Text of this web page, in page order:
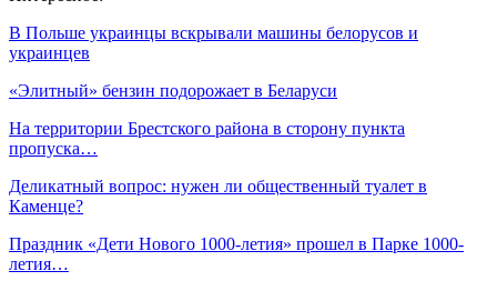
В Польше украинцы вскрывали машины белорусов и
украинцев
«Элитный» бензин подорожает в Беларуси
На территории Брестского района в сторону пункта
пропуска…
Деликатный вопрос: нужен ли общественный туалет в
Каменце?
Праздник «Дети Нового 1000-летия» прошел в Парке 1000-
летия…